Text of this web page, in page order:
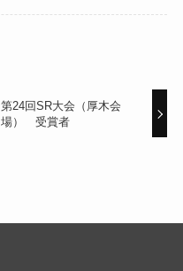
第24回SR大会（厚木会
場） 受賞者